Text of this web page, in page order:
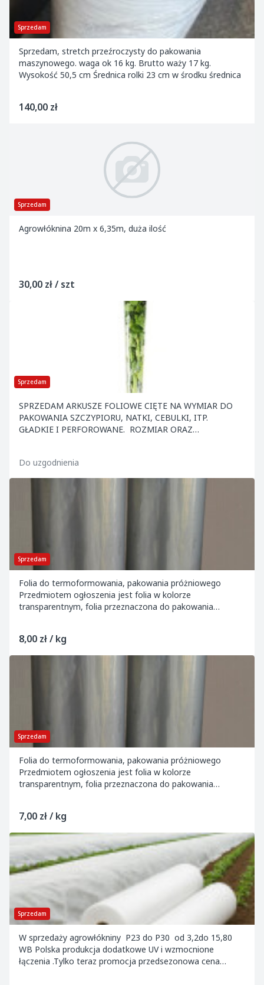
Sprzedam
Sprzedam, stretch przeźroczysty do pakowania
maszynowego. waga ok 16 kg. Brutto waży 17 kg.
Wysokość 50,5 cm Średnica rolki 23 cm w środku średnica
140,00 zł
Sprzedam
Agrowłóknina 20m x 6,35m, duża ilość
30,00 zł / szt
Sprzedam
SPRZEDAM ARKUSZE FOLIOWE CIĘTE NA WYMIAR DO
PAKOWANIA SZCZYPIORU, NATKI, CEBULKI, ITP.
GŁADKIE I PERFOROWANE. ROZMIAR ORAZ
Do uzgodnienia
Sprzedam
Folia do termoformowania, pakowania próżniowego
Przedmiotem ogłoszenia jest folia w kolorze
transparentnym, folia przeznaczona do pakowania
8,00 zł / kg
Sprzedam
Folia do termoformowania, pakowania próżniowego
Przedmiotem ogłoszenia jest folia w kolorze
transparentnym, folia przeznaczona do pakowania
7,00 zł / kg
Sprzedam
W sprzedaży agrowłókniny P23 do P30 od 3,2do 15,80
WB Polska produkcja dodatkowe UV i wzmocnione
łączenia .Tylko teraz promocja przedsezonowa cena